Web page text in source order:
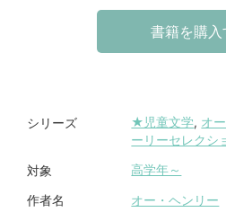
書籍を購入
シリーズ ★児童文学, オ
ーリーセレクシ
対象 高学年～
作者名 オー・ヘンリー